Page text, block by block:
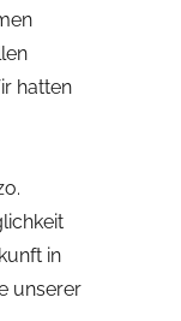
hatten
in
unserer